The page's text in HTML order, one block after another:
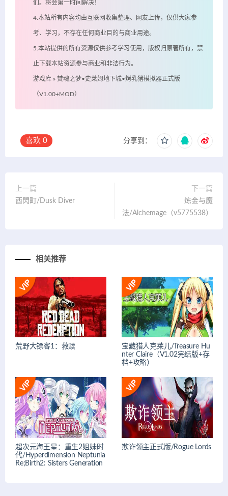
们。将会第一时间解决！
4.本站所有内容均由互联网收集整理、网友上传，仅供大家参
考、学习，不存在任何商业目的与商业用途。
5.本站提供的所有资源仅供参考学习使用，版权归原著所有，禁
止下载本站资源参与商业和非法行为。
游戏库 » 焚魂之梦•史莱姆地下城•烤乳猪模拟器正式版
（V1.00+MOD）
喜欢 0 分享到：
上一篇
酉閃町/Dusk Diver
下一篇
炼金与魔
法/Alchemage（v5775538）
相关推荐
荒野大镖客1：救赎
宝藏猎人克莱儿/Treasure Hu
nter Claire（V1.02完结版+存
档+攻略）
超次元海王星：重生2姐妹时
代/Hyperdimension Neptunia
Re;Birth2: Sisters Generation
欺诈领主正式版/Rogue Lords